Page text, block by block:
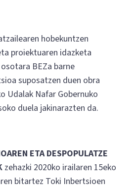
hobekuntzen
proiektuaren idazketa
BEZa barne
suposatzen duen obra
Udalak Nafar Gobernuko
duela jakinarazten da.
ETA DESPOPULATZE
zehazki 2020ko irailaren 15eko
bitartez Toki Inbertsioen